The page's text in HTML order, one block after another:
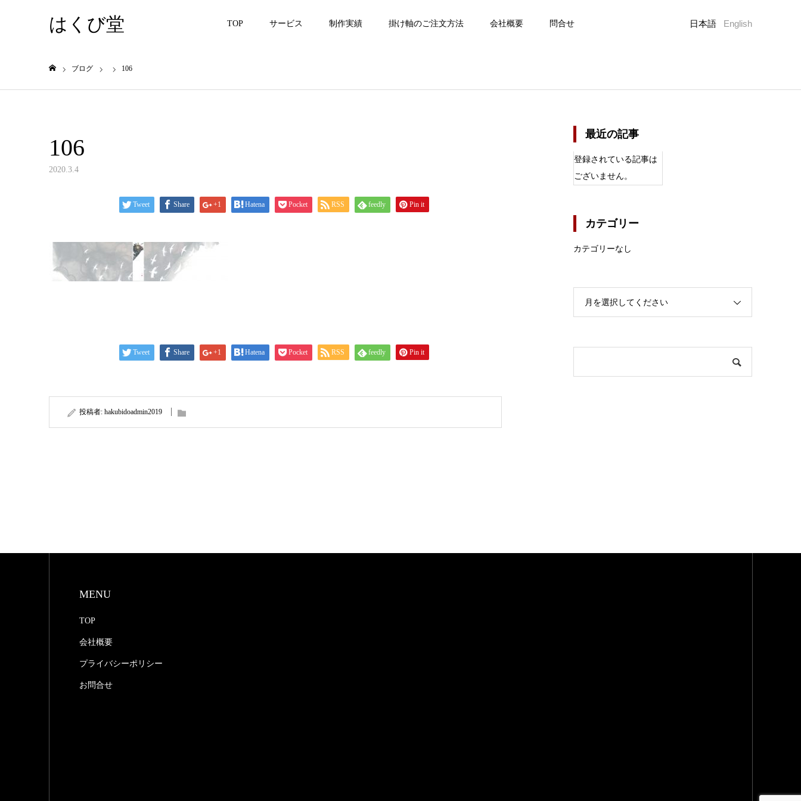
はくび堂 TOP サービス 制作実績 掛け軸のご注文方法 会社概要 問合せ 日本語 English
ブログ 106
106
2020.3.4
Tweet Share +1 Hatena Pocket RSS feedly Pin it
Tweet Share +1 Hatena Pocket RSS feedly Pin it
投稿者: hakubidoadmin2019
最近の記事
登録されている記事は
ございません。
カテゴリー
カテゴリーなし
月を選択してください
MENU
TOP
会社概要
プライバシーポリシー
お問合せ